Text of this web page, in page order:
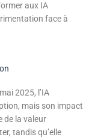
aux IA
face à
2025, l’IA
mais son impact
de la valeur
tandis qu’elle